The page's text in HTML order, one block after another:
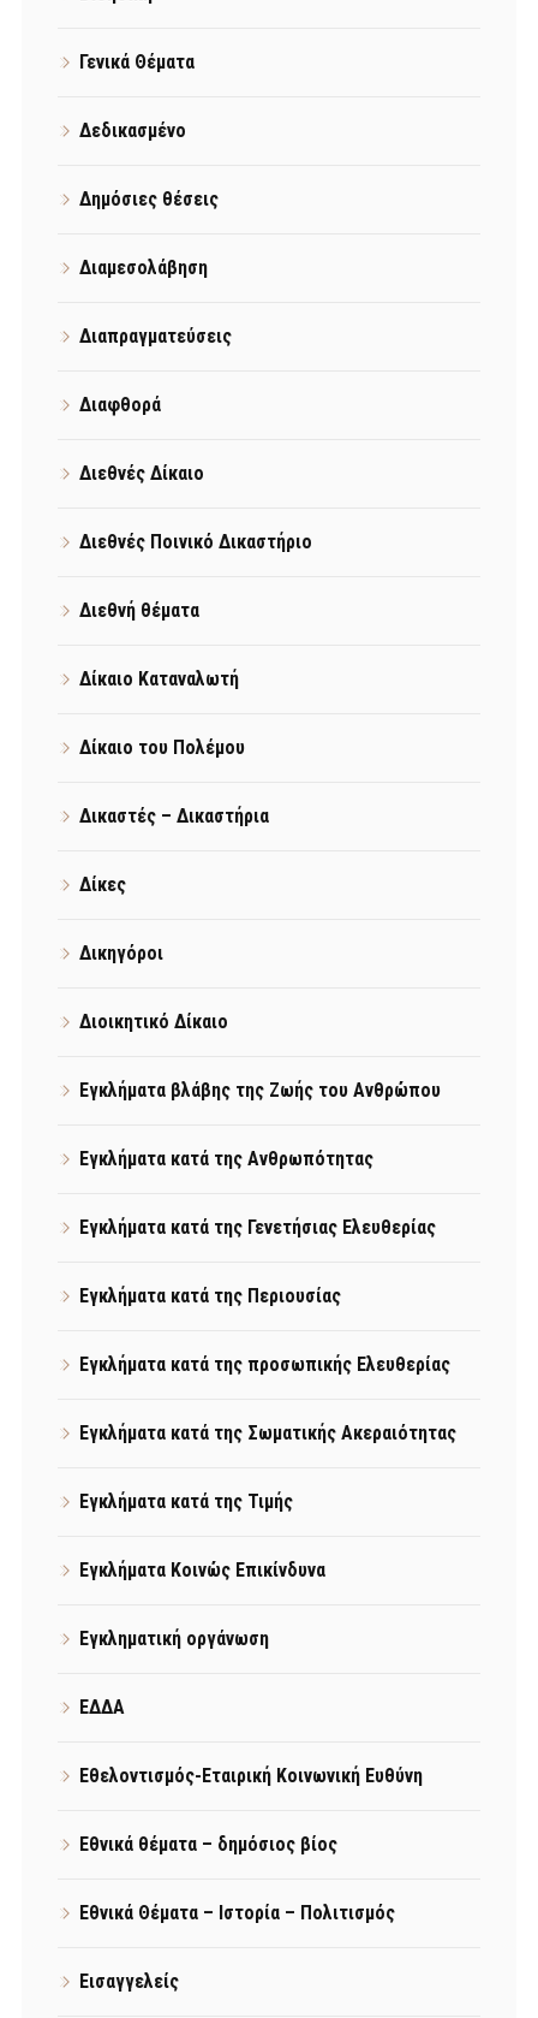
Γενικά Θέματα
Δεδικασμένο
Δημόσιες θέσεις
Διαμεσολάβηση
Διαπραγματεύσεις
Διαφθορά
Διεθνές Δίκαιο
Διεθνές Ποινικό Δικαστήριο
Διεθνή θέματα
Δίκαιο Καταναλωτή
Δίκαιο του Πολέμου
Δικαστές – Δικαστήρια
Δίκες
Δικηγόροι
Διοικητικό Δίκαιο
Εγκλήματα βλάβης της Ζωής του Ανθρώπου
Εγκλήματα κατά της Ανθρωπότητας
Εγκλήματα κατά της Γενετήσιας Ελευθερίας
Εγκλήματα κατά της Περιουσίας
Εγκλήματα κατά της προσωπικής Ελευθερίας
Εγκλήματα κατά της Σωματικής Ακεραιότητας
Εγκλήματα κατά της Τιμής
Εγκλήματα Κοινώς Επικίνδυνα
Εγκληματική οργάνωση
ΕΔΔΑ
Εθελοντισμός-Εταιρική Κοινωνική Ευθύνη
Εθνικά θέματα – δημόσιος βίος
Εθνικά Θέματα – Ιστορία – Πολιτισμός
Εισαγγελείς